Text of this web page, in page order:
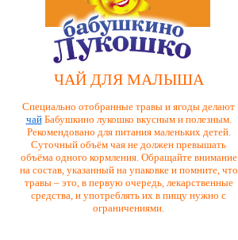
ЧАЙ ДЛЯ МАЛЫША
Специально отобранные травы и ягоды делают
чайБабушкино лукошко вкусным и полезным.
Рекомендовано для питания маленьких детей.
Суточный объём чая не должен превышать
объёма одного кормления. Обращайте внимание
на состав, указанный на упаковке и помните, что
травы – это, в первую очередь, лекарственные
средства, и употреблять их в пищу нужно с
ограничениями.